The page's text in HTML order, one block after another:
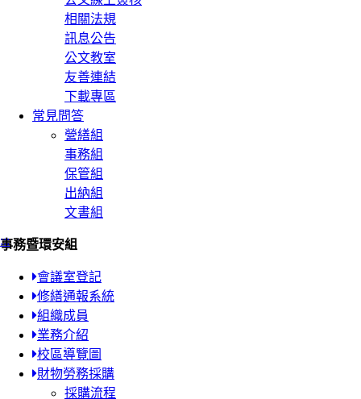
相關法規
訊息公告
公文教室
友善連結
下載專區
常見問答
營繕組
事務組
保管組
出納組
文書組
:::
事務暨環安組
會議室登記
修繕通報系統
組織成員
業務介紹
校區導覽圖
財物勞務採購
採購流程